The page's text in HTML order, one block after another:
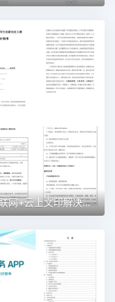
46 互联网+云上文印解决方案创业计划书（word＋ppt配套）创业计划书word模板